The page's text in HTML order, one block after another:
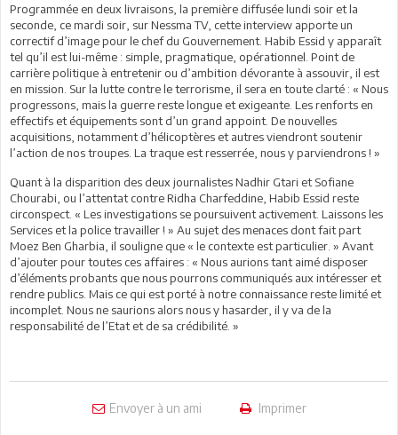
Programmée en deux livraisons, la première diffusée lundi soir et la
seconde, ce mardi soir, sur Nessma TV, cette interview apporte un
correctif d’image pour le chef du Gouvernement. Habib Essid y apparaît
tel qu’il est lui-même : simple, pragmatique, opérationnel. Point de
carrière politique à entretenir ou d’ambition dévorante à assouvir, il est
en mission. Sur la lutte contre le terrorisme, il sera en toute clarté : « Nous
progressons, mais la guerre reste longue et exigeante. Les renforts en
effectifs et équipements sont d’un grand appoint. De nouvelles
acquisitions, notamment d’hélicoptères et autres viendront soutenir
l’action de nos troupes. La traque est resserrée, nous y parviendrons ! »
Quant à la disparition des deux journalistes Nadhir Gtari et Sofiane
Chourabi, ou l’attentat contre Ridha Charfeddine, Habib Essid reste
circonspect. « Les investigations se poursuivent activement. Laissons les
Services et la police travailler ! » Au sujet des menaces dont fait part
Moez Ben Gharbia, il souligne que « le contexte est particulier. » Avant
d’ajouter pour toutes ces affaires : « Nous aurions tant aimé disposer
d’éléments probants que nous pourrons communiqués aux intéresser et
rendre publics. Mais ce qui est porté à notre connaissance reste limité et
incomplet. Nous ne saurions alors nous y hasarder, il y va de la
responsabilité de l’Etat et de sa crédibilité. »
Envoyer à un ami Imprimer